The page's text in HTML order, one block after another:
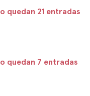
quedan 21 entradas
quedan 7 entradas